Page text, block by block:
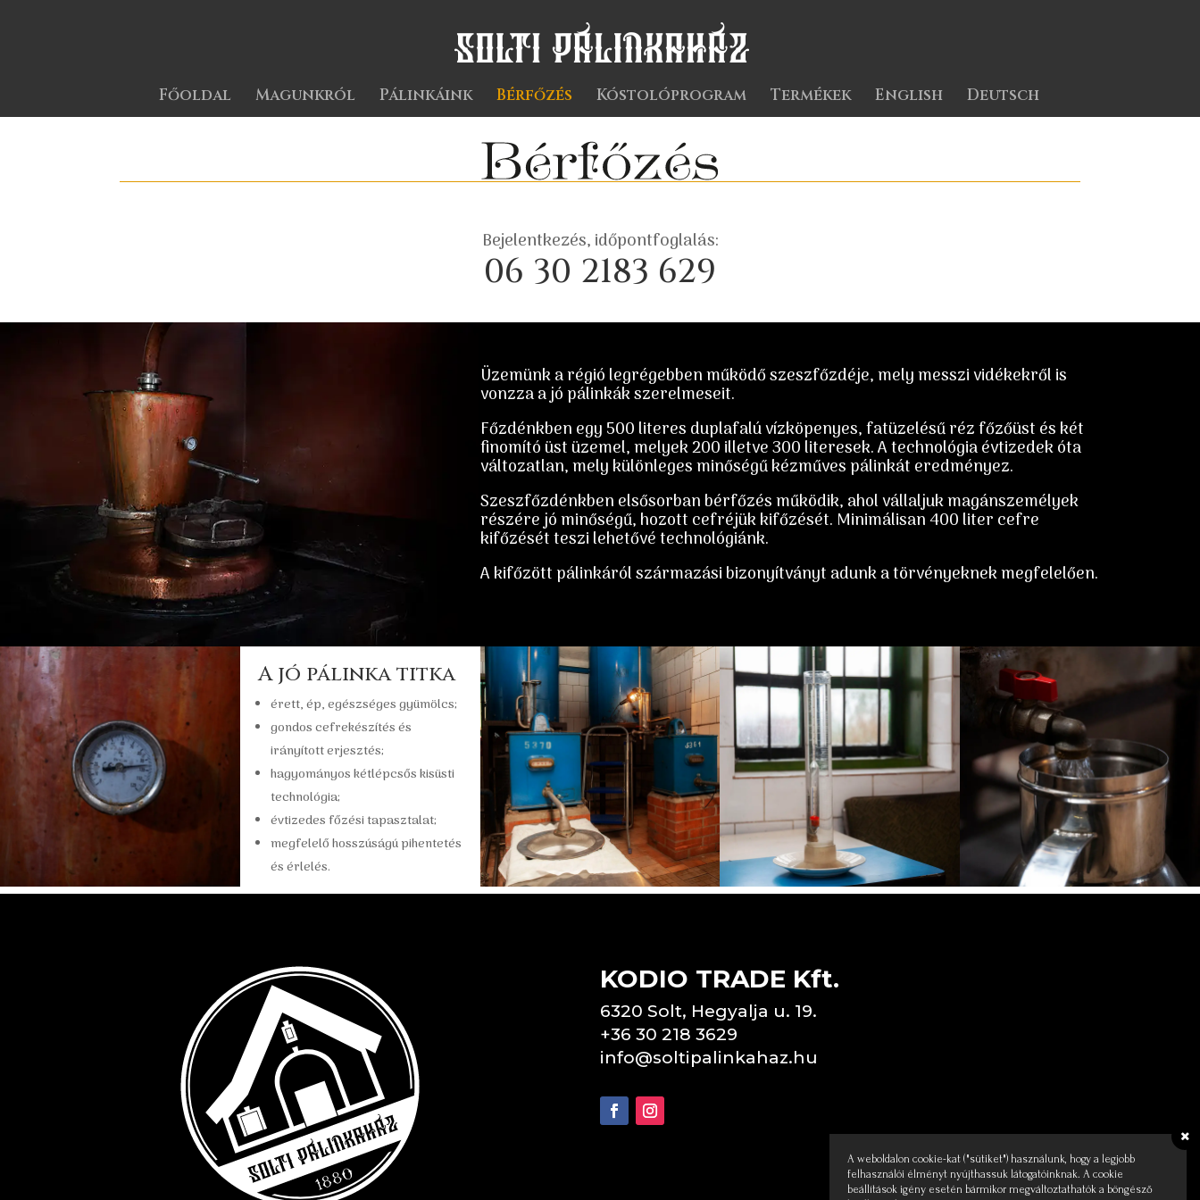
Főoldal Magunkról Pálinkáink Bérfőzés Kóstolóprogram Termékek English Deutsch
Bejelentkezés, időpontfoglalás:
06 30 2183 629
Üzemünk a régió legrégebben működő szeszfőzdéje, mely messzi vidékekről is
vonzza a jó pálinkák szerelmeseit.
Főzdénkben egy 500 literes duplafalú vízköpenyes, fatüzelésű réz főzőüst és két
finomító üst üzemel, melyek 200 illetve 300 literesek. A technológia évtizedek óta
változatlan, mely különleges minőségű kézműves pálinkát eredményez.
Szeszfőzdénkben elsősorban bérfőzés működik, ahol vállaljuk magánszemélyek
részére jó minőségű, hozott cefréjük kifőzését. Minimálisan 400 liter cefre
kifőzését teszi lehetővé technológiánk.
A kifőzött pálinkáról származási bizonyítványt adunk a törvényeknek megfelelően.
A jó pálinka titka
érett, ép, egészséges gyümölcs;
gondos cefrekészítés és
irányított erjesztés;
hagyományos kétlépcsős kisüsti
technológia;
évtizedes főzési tapasztalat;
megfelelő hosszúságú pihentetés
és érlelés.
KODIO TRADE Kft.
6320 Solt, Hegyalja u. 19.
+36 30 218 3629
info@soltipalinkahaz.hu
A weboldalon cookie-kat ("sütiket") használunk, hogy a legjobb
felhasználói élményt nyújthassuk látogatóinknak. A cookie
beállítások igény esetén bármikor megváltoztathatók a böngésző